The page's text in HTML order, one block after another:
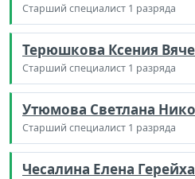
Старший специалист 1 разряда
Терюшкова Ксения
Старший специалист 1 разряда
Утюмова Светлана
Старший специалист 1 разряда
Чесалина Елена